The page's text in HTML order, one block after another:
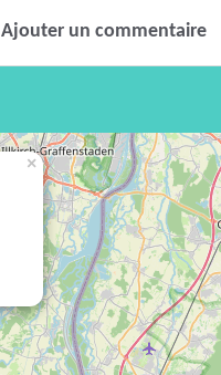
Ajouter un commentaire
×